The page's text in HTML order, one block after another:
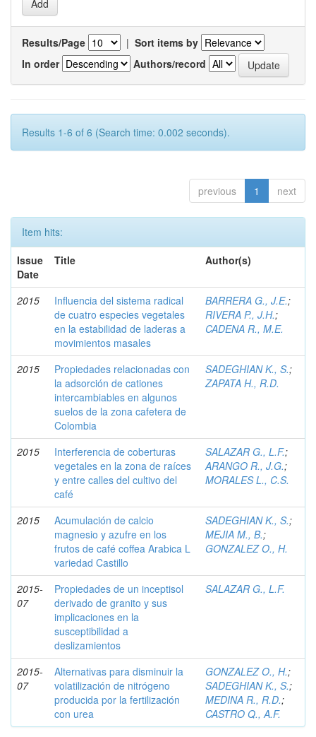
Results/Page | Sort items by
In order
Authors/record
Results 1-6 of 6 (Search time: 0.002 seconds).
previous 1 next
Item hits:
Issue
Date
Title Author(s)
2015
Influencia del sistema radical
de cuatro especies vegetales
en la estabilidad de laderas a
movimientos masales
BARRERA G., J.E.;
RIVERA P., J.H.;
CADENA R., M.E.
2015
Propiedades relacionadas con
la adsorción de cationes
intercambiables en algunos
suelos de la zona cafetera de
Colombia
SADEGHIAN K., S.;
ZAPATA H., R.D.
2015
Interferencia de coberturas
vegetales en la zona de raíces
y entre calles del cultivo del
café
SALAZAR G., L.F.;
ARANGO R., J.G.;
MORALES L., C.S.
2015
Acumulación de calcio
magnesio y azufre en los
frutos de café coffea Arabica L
variedad Castillo
SADEGHIAN K., S.;
MEJIA M., B.;
GONZALEZ O., H.
2015-
07
Propiedades de un inceptisol
derivado de granito y sus
implicaciones en la
susceptibilidad a
deslizamientos
SALAZAR G., L.F.
2015-
07
Alternativas para disminuir la
volatilización de nitrógeno
producida por la fertilización
con urea
GONZALEZ O., H.;
SADEGHIAN K., S.;
MEDINA R., R.D.;
CASTRO Q., A.F.